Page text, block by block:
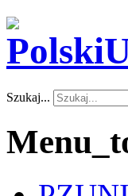
Szukaj...